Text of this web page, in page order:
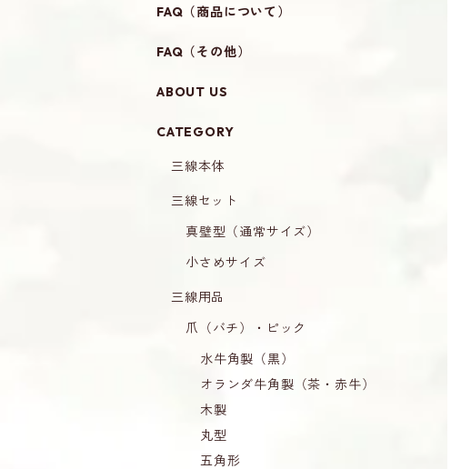
FAQ（商品について）
FAQ（その他）
ABOUT US
CATEGORY
三線本体
三線セット
真壁型（通常サイズ）
小さめサイズ
三線用品
爪（バチ）・ピック
水牛角製（黒）
オランダ牛角製（茶・赤牛）
木製
丸型
五角形